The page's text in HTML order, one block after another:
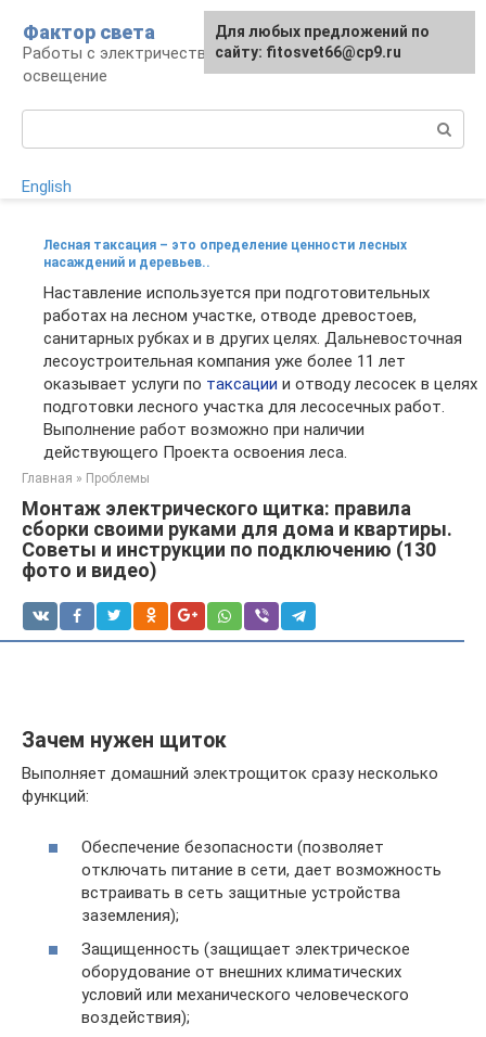
контенту
Фактор света
Работы с электричеством, электроприборы и
освещение
English
Лесная таксация – это определение ценности лесных
насаждений и деревьев..
Наставление используется при подготовительных
работах на лесном участке, отводе древостоев,
санитарных рубках и в других целях. Дальневосточная
лесоустроительная компания уже более 11 лет
оказывает услуги по таксации и отводу лесосек в целях
подготовки лесного участка для лесосечных работ.
Выполнение работ возможно при наличии
действующего Проекта освоения леса.
Главная » Проблемы
Монтаж электрического щитка: правила
сборки своими руками для дома и квартиры.
Советы и инструкции по подключению (130
фото и видео)
Зачем нужен щиток
Выполняет домашний электрощиток сразу несколько
функций:
Обеспечение безопасности (позволяет
отключать питание в сети, дает возможность
встраивать в сеть защитные устройства
заземления);
Защищенность (защищает электрическое
оборудование от внешних климатических
условий или механического человеческого
воздействия);
Для любых предложений по
сайту: fitosvet66@cp9.ru